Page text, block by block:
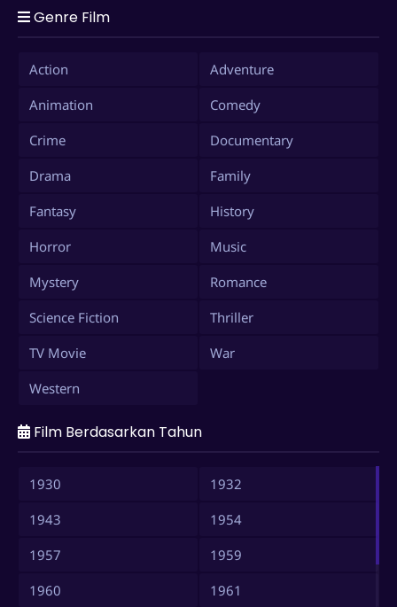
Genre Film
Action
Adventure
Animation
Comedy
Crime
Documentary
Drama
Family
Fantasy
History
Horror
Music
Mystery
Romance
Science Fiction
Thriller
TV Movie
War
Western
Film Berdasarkan Tahun
1930
1932
1943
1954
1957
1959
1960
1961